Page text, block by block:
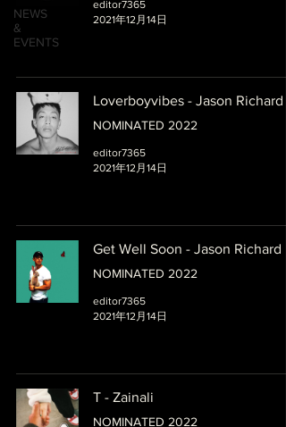
NEWS
&
EVENTS
editor7365
2021年12月14日
Loverboyvibes - Jason Richard
NOMINATED 2022
editor7365
2021年12月14日
Get Well Soon - Jason Richard
NOMINATED 2022
editor7365
2021年12月14日
T - Zainali
NOMINATED 2022